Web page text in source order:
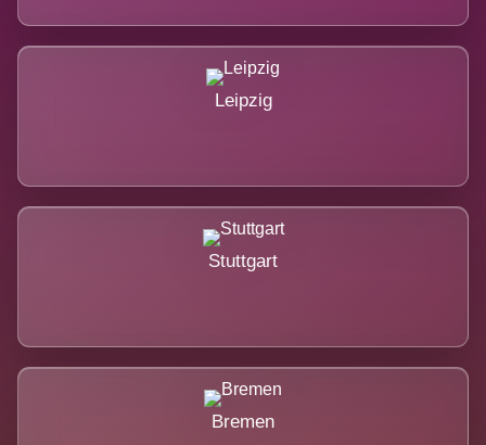
Leipzig
Stuttgart
Bremen